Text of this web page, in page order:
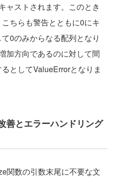
ャストされます。このとき
ちらも警告とともに0にキ
0のみからなる配列となり
加方向であるのに対して間
としてValueErrorとなりま
善とエラーハンドリング
関数の引数末尾に不要な文